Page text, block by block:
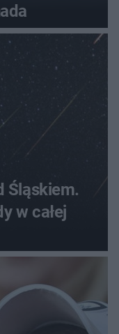
Śląskiem.
w całej